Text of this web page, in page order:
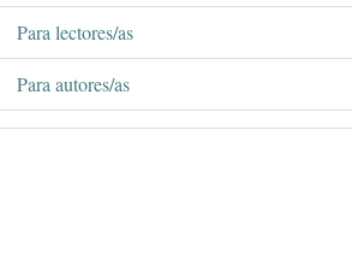
Para lectores/as
Para autores/as